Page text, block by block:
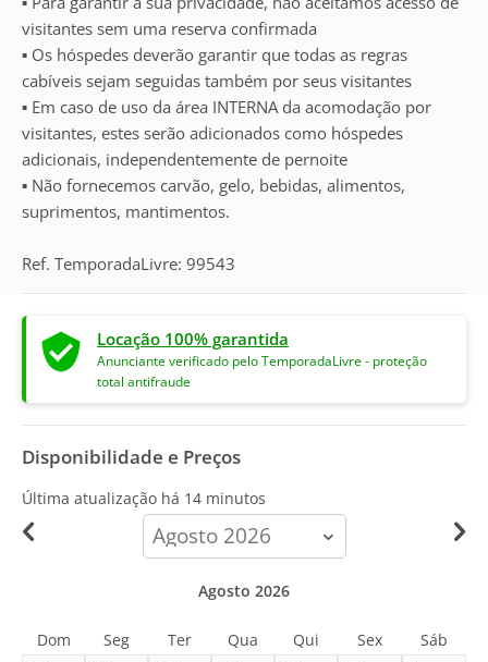
visitantes sem uma reserva confirmada
▪︎ Os hóspedes deverão garantir que todas as regras
cabíveis sejam seguidas também por seus visitantes
▪︎ Em caso de uso da área INTERNA da acomodação por
visitantes, estes serão adicionados como hóspedes
adicionais, independentemente de pernoite
▪︎ Não fornecemos carvão, gelo, bebidas, alimentos,
suprimentos, mantimentos.
Ref. TemporadaLivre: 99543
Locação 100% garantida
Anunciante verificado pelo TemporadaLivre - proteção
total antifraude
Disponibilidade e Preços
Última atualização há 14 minutos
calendar-
month
Agosto 2026
Dom Seg Ter Qua Qui Sex Sáb